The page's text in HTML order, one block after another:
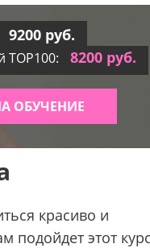
9200 руб.
TOP100: 8200 руб.
ОБУЧЕНИЕ
красиво и
подойдет этот